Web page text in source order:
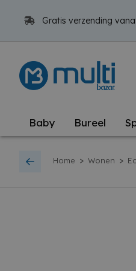
Gratis verzending
Baby Bureel
Home > Wonen >